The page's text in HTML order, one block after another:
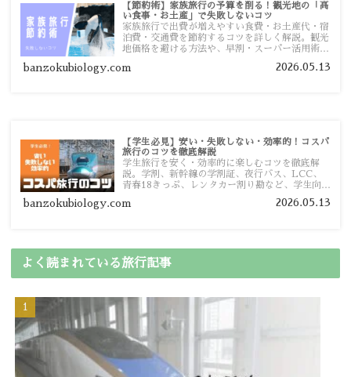
【節約術】家族旅行の予算を削る！観光地の「高
い食事・お土産」で失敗しないコツ
家族旅行で出費が増えやすい食費・お土産代・宿
泊費・交通費を節約するコツを詳しく解説。観光
地価格を避ける方法や、早割・スーパー活用術、
banzokubiology.com 2026.05.13
【学生必見】安い・失敗しない・効率的！コスパ
旅行のコツを徹底解説
学生旅行を安く・効率的に楽しむコツを徹底解
説。学割、新幹線の学割証、夜行バス、LCC、
青春18きっぷ、レンタカー割り勘など、学生向け
banzokubiology.com 2026.05.13
よく読まれている旅行記事